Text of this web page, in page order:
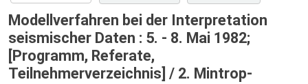
Modellverfahren bei der Interpretation
seismischer Daten : 5. - 8. Mai 1982;
[Programm, Referate,
Teilnehmerverzeichnis] / 2. Mintrop-